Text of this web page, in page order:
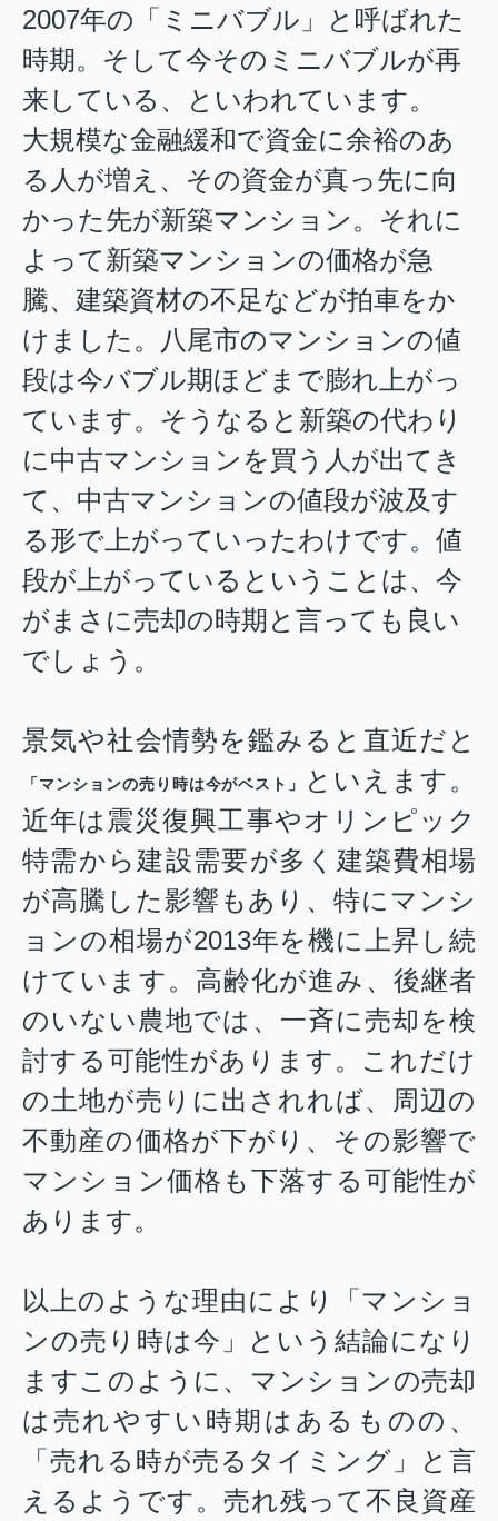
2007年の「ミニバブル」と呼ばれた
時期。そして今そのミニバブルが再
来している、といわれています。
大規模な金融緩和で資金に余裕のあ
る人が増え、その資金が真っ先に向
かった先が新築マンション。それに
よって新築マンションの価格が急
騰、建築資材の不足などが拍車をか
けました。八尾市のマンションの値
段は今バブル期ほどまで膨れ上がっ
ています。そうなると新築の代わり
に中古マンションを買う人が出てき
て、中古マンションの値段が波及す
る形で上がっていったわけです。値
段が上がっているということは、今
がまさに売却の時期と言っても良い
でしょう。
景気や社会情勢を鑑みると直近だと
「マンションの売り時は今がベスト」
といえます。
近年は震災復興工事やオリンピック
特需から建設需要が多く建築費相場
が高騰した影響もあり、特に マンシ
ョンの相場が2013年を機に上昇し続
けています。 高齢化が進み、後継者
のいない農地では、一斉に売却を検
討する可能性があります。これだけ
の土地が売りに出されれば、周辺の
不動産の価格が下がり、その影響で
マンション価格も下落する可能性が
あります。
以上のような理由により「マンショ
ンの売り時は今」という結論になり
ますこのように、マンションの売却
は売れやすい時期はあるものの、
「売れる時が売るタイミング」と言
えるようです。売れ残って不良資産